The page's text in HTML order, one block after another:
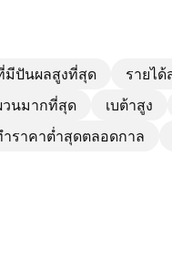
มีปันผลสูงที่สุด รายไ
วนมากที่สุด เบต้าสูง
ราคาต่ำสุดตลอดกาล